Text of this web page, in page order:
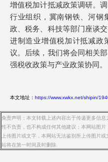
增值税加计抵减政策调研。
行业组织，冀南钢铁、河钢
政、税务、科技等部门座谈
进制造业增值税加计抵减政
议。后续，我们将会同相关
强税收政策与产业政策协同。
本文地址： https://www.xwkx.net/shipin/
免责声明：本文转载上述内容出于传递更多信
性不负责，也不构成任何其他建议；本网站图
上传图片或文字，本网站无法鉴别所上传图片
站将在第一时间及时删除.